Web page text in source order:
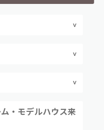
・モデルハウス来